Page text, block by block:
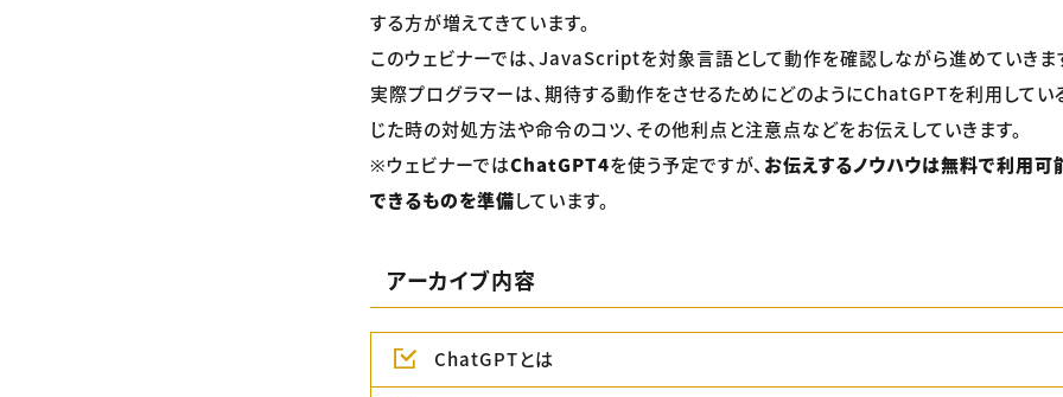
する方が増えてきています。
このウェビナーでは、JavaScriptを対象言語として動作を確認しながら進めていきま
実際プログラマーは、期待する動作をさせるためにどのようにChatGPTを利用してい
じた時の対処方法や命令のコツ、その他利点と注意点などをお伝えしていきます。
※ウェビナーではChatGPT4を使う予定ですが、 お伝えするノウハウは無料で利用
できるものを準備しています。
アーカイブ内容
ChatGPTとは